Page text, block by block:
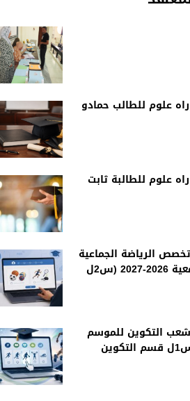
علوم للطالب حمادو
علوم للطالبة ثابت
تخصص الرياضة الجماعية
و الفردية للسنة الجامعية 2026-2027 (س2ل
شعب التكوين للموسم
الجامعي 2026-2027 (س1ل قسم التكوين